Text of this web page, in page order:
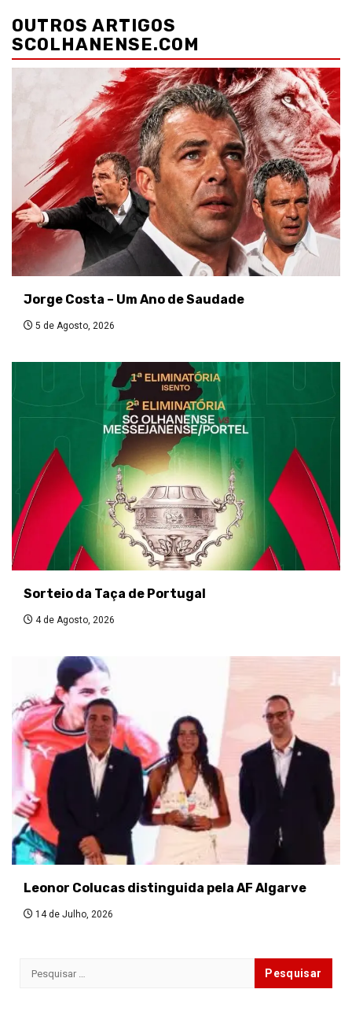
de
artigos
OUTROS ARTIGOS
SCOLHANENSE.COM
Jorge Costa – Um Ano de Saudade
5 de Agosto, 2026
Sorteio da Taça de Portugal
4 de Agosto, 2026
Leonor Colucas distinguida pela AF Algarve
14 de Julho, 2026
Pesquisar